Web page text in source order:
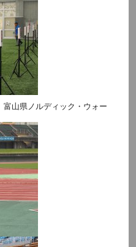
富山県ノルディック・ウォー